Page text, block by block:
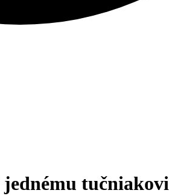
jednému tučniakovi